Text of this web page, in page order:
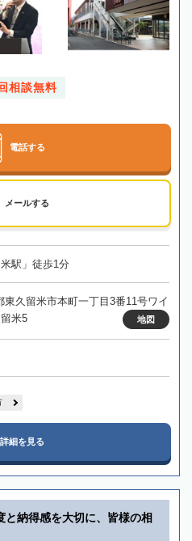
相談無料
電話する
メールする
駅」徒歩1分
東久留米市本町一丁目3番11号ワイ
米5
地図
詳細を見る
と納得感を大切に、皆様の相